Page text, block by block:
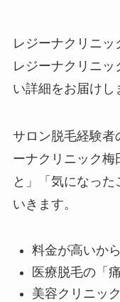
レジーナクリニッ
レジーナクリニ
い詳細をお届けし
サロン脱毛経験者
ーナクリニック梅
と」「気になっ
いきます。
料金が高いか
医療脱毛の「
美容クリニッ